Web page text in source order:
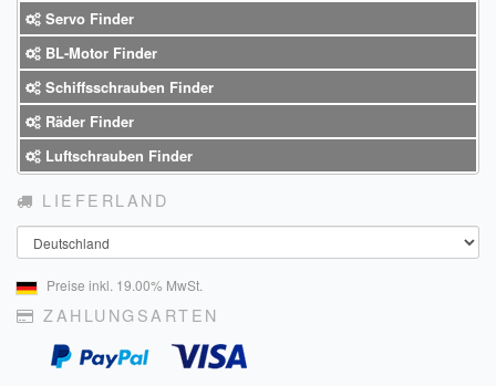
Servo Finder
BL-Motor Finder
Schiffsschrauben Finder
Räder Finder
Luftschrauben Finder
LIEFERLAND
Land
Preise inkl. 19.00% MwSt.
ZAHLUNGSARTEN